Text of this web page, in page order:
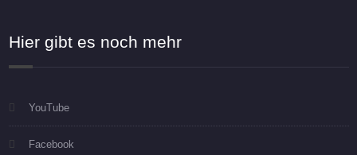
Hier gibt es noch mehr
YouTube
Facebook